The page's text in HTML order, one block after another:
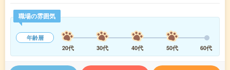
職場の雰囲気
年齢層
20代
30代 40代 50代 60代